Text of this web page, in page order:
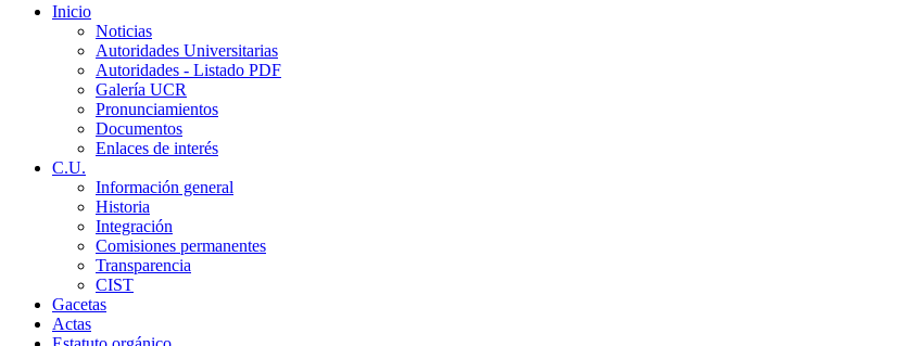
Inicio
Noticias
Autoridades Universitarias
Autoridades - Listado PDF
Galería UCR
Pronunciamientos
Documentos
Enlaces de interés
C.U.
Información general
Historia
Integración
Comisiones permanentes
Transparencia
CIST
Gacetas
Actas